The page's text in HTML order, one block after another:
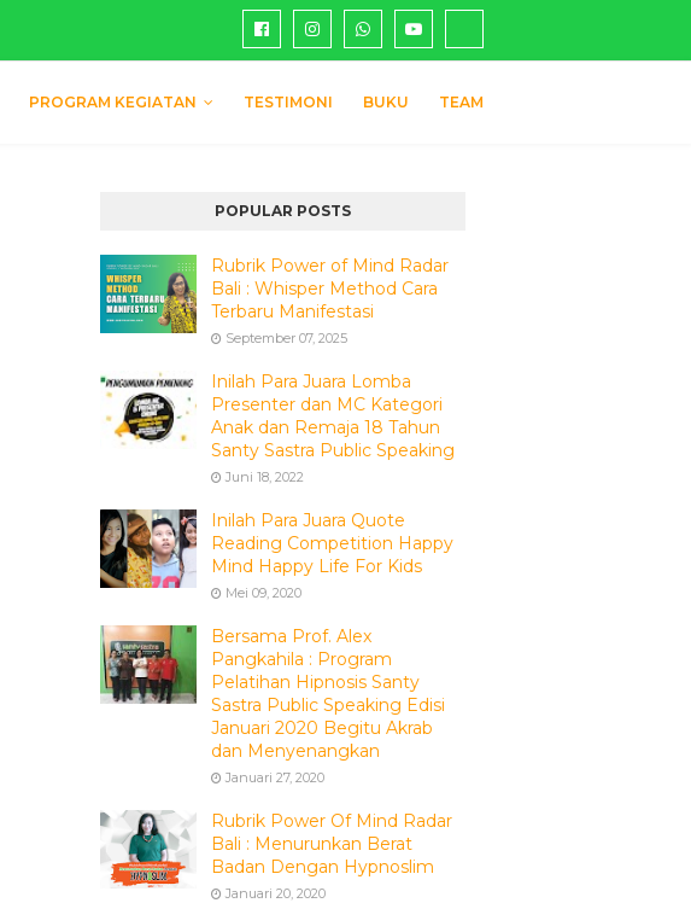
PROGRAM KEGIATAN TESTIMONI BUKU TEAM
POPULAR POSTS
Rubrik Power of Mind Radar
Bali : Whisper Method Cara
Terbaru Manifestasi
September 07, 2025
Inilah Para Juara Lomba
Presenter dan MC Kategori
Anak dan Remaja 18 Tahun
Santy Sastra Public Speaking
Juni 18, 2022
Inilah Para Juara Quote
Reading Competition Happy
Mind Happy Life For Kids
Mei 09, 2020
Bersama Prof. Alex
Pangkahila : Program
Pelatihan Hipnosis Santy
Sastra Public Speaking Edisi
Januari 2020 Begitu Akrab
dan Menyenangkan
Januari 27, 2020
Rubrik Power Of Mind Radar
Bali : Menurunkan Berat
Badan Dengan Hypnoslim
Januari 20, 2020